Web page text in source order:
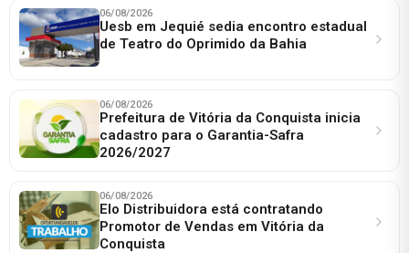
06/08/2026
Uesb em Jequié sedia encontro estadual
de Teatro do Oprimido da Bahia
06/08/2026
Prefeitura de Vitória da Conquista inicia
cadastro para o Garantia-Safra
2026/2027
06/08/2026
Elo Distribuidora está contratando
Promotor de Vendas em Vitória da
Conquista